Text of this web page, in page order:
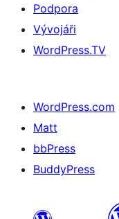
Podpora
Vývojáři
WordPress.TV
WordPress.com
Matt
bbPress
BuddyPress